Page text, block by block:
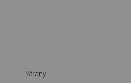
Strany